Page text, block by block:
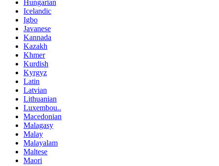
Hungarian
Icelandic
Igbo
Javanese
Kannada
Kazakh
Khmer
Kurdish
Kyrgyz
Latin
Latvian
Lithuanian
Luxembou..
Macedonian
Malagasy
Malay
Malayalam
Maltese
Maori